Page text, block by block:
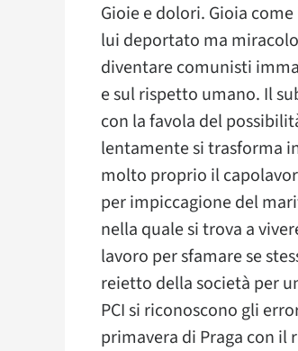
Gioie e dolori. Gioia
lui deportato ma
diventare comunisti
e sul rispetto umano. Il
con la favola del
lentamente si trasforma
molto proprio il
per impiccagione del
nella quale si trova a
lavoro per sfamare se
reietto della società per
PCI si riconoscono gli
primavera di Praga con il